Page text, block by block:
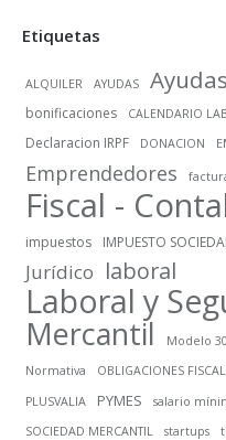
Etiquetas
ALQUILER AYUDAS
bonificaciones CALENDARIO
Declaracion IRPF DONACION
Emprendedores
Fiscal -
impuestos
IMPUESTO
Jurídico laboral
Laboral y
Mercantil Modelo
Normativa
OBLIGACIONES
PLUSVALIA
PYMES salario
SOCIEDAD MERCANTIL startups